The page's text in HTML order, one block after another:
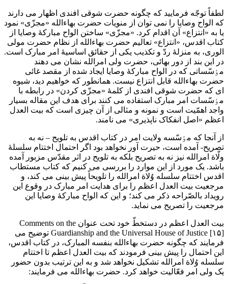
لطفاً توجّه فرمایید که چگونه حضرت شوقی افندی اظهار می دارند
که الواح وصایا را نمی توان از منویات حضرت بهاءالله «مجزّی» نمود
یا به «انتزاع» آن اقدام کرد. «مجزّی» ساختن الواح مبارکۀ وصایا از
کتاب اقدس، «انتزاع» تعالیم حضرت بهاءالله از نظام حضرت مولی
الوری، به منزلۀ ردّ و تکذیب یکی از حقائق اساسیۀ امر مبارک است.
در این بند از دور بهائی، حضرت ولی امرالله نشان می دهند
مٶسّساتی که در الواح مبارکۀ وصایا ایجاد شده از مقصد غائی
حضرت بهاءالله قابل انتزاع نیست. همانطور که خواهیم دید، شیوه
ای که حضرت شوقی افندی از کلمۀ «مجزّی کردن» در رابطه با
مٶسّسات امر مبارک استفاده می کنند برای هدف این مقاله بسیار
واجد اهمّیت است و نمونه و مثالی از آن چیزی است که بیت العدل
اعظم «اصل انفکاک ناپذیری» می نامند.
از آنجا که مٶسّسه ولایت امر در کتاب اقدس به تلویح – نه به
تصریح- آمده است، حیرت آور نخواهد بود اگر احتمال اختتام سلسلۀ
ولّاة امرالله نیز نه به تصریح بلکه به تلویح در اثر مقدّس مزبور آمده
باشد. یک مورد از این موارد را بررسی می کنیم که کتاب مستطاب
اقدس اختتام سلسله وُلاة امرالله را تلویحاً پیش بینی می کند، و
مرجعیت بیت العدل اعظم را برای هدایت امر مبارک در وقوع این
رویداد بالصّراحه ذکر می کند؛ و این که الواح مبارکۀ وصایا این
مرجعیت را تصریح می نماید.
بیت العدل اعظم در دستخطّ خود تحت عنوان Comments on the
Guardianship and the Universal House of Justice [۱۵] توضیح می
فرمایند که چگونه حضرت بهاءالله بنفسه المبارک، در کتاب اقدس،
این احتمال را پیش بینی فرمودند که بیت العدل اعظم تا اختتام
سلسله وُلاة امرالله تشکیل نخواهد شد و به این ترتیب بدون حضور
یک ولی امر فعّالیت خواهد کرد. حضرت بهاءالله می فرمایند: